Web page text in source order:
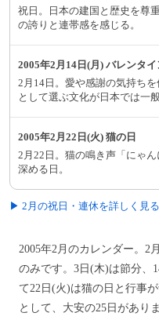
祝日。日本の建国と歴史を尊
の誇りと連帯感を感じる。
2005年2月14日(月) バレンタ
2月14日。愛や感謝の気持ち
として選ぶ文化が日本では一般
2005年2月22日(火) 猫の日
2月22日。猫の鳴き声「にゃ
深める日。
▶ 2月の祝日・連休を詳しく見る
2005年2月のカレンダー。2
のみです。3日(木)は節分、
て22日(火)は猫の日と行事
として、大安の25日があり